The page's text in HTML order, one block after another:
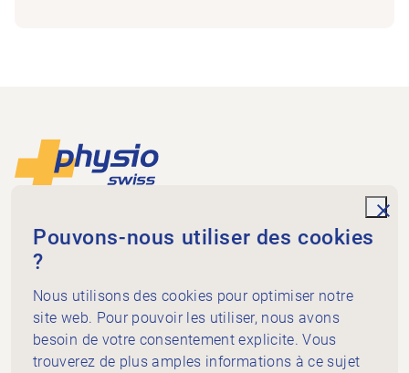
Footer
Physioswiss
Dammweg 3
3013 Bern
+41 58 255 36 00
info@physioswiss.ch
Médias sociaux
Important
Pouvons-nous utiliser des cookies
?
Nous utilisons des cookies pour optimiser notre
site web. Pour pouvoir les utiliser, nous avons
besoin de votre consentement explicite. Vous
trouverez de plus amples informations à ce sujet